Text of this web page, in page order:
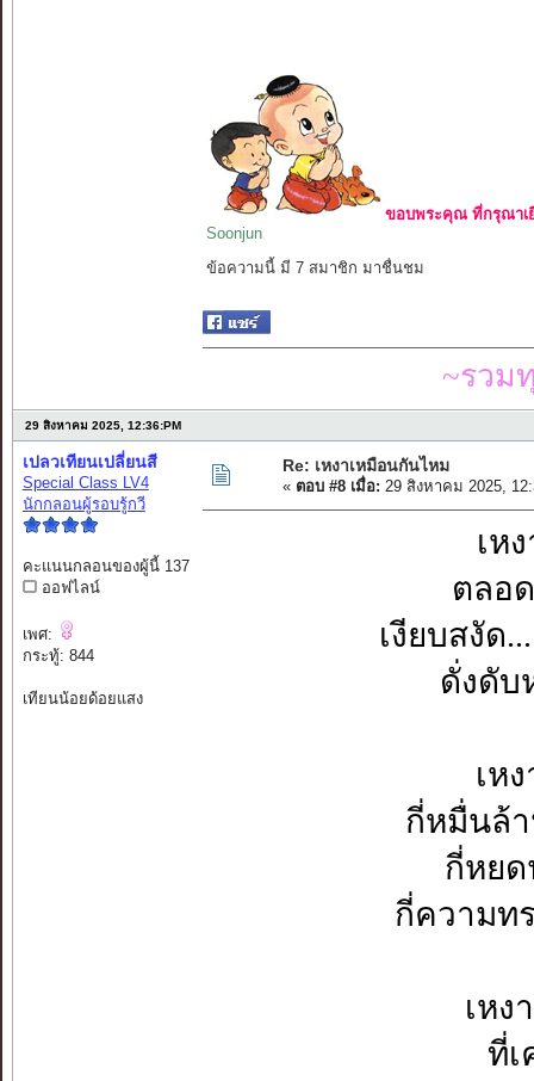
ขอบพระคุณ ที่กรุณาเ
Soonjun
ข้อความนี้ มี 7 สมาชิก มาชื่นชม
~รวม
29 สิงหาคม 2025, 12:36:PM
เปลวเทียนเปลี่ยนสี
Special Class LV4
นักกลอนผู้รอบรู้กวี
คะแนนกลอนของผู้นี้ 137
ออฟไลน์
เพศ:
กระทู้: 844
เทียนน้อยด้อยแสง
Re: เหงาเหมือนกันไหม
« ตอบ #8 เมื่อ: 29 สิงหาคม 2025,
เห
ตลอ
เงียบสงัด
ดั่งดับ
เห
กี่หมื่นล้
กี่หยด
กี่ความท
เหง
ที่เ